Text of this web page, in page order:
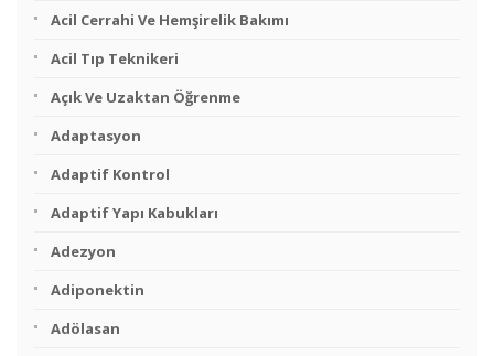
Acil Cerrahi Ve Hemşirelik Bakımı
Acil Tıp Teknikeri
Açık Ve Uzaktan Öğrenme
Adaptasyon
Adaptif Kontrol
Adaptif Yapı Kabukları
Adezyon
Adiponektin
Adölasan